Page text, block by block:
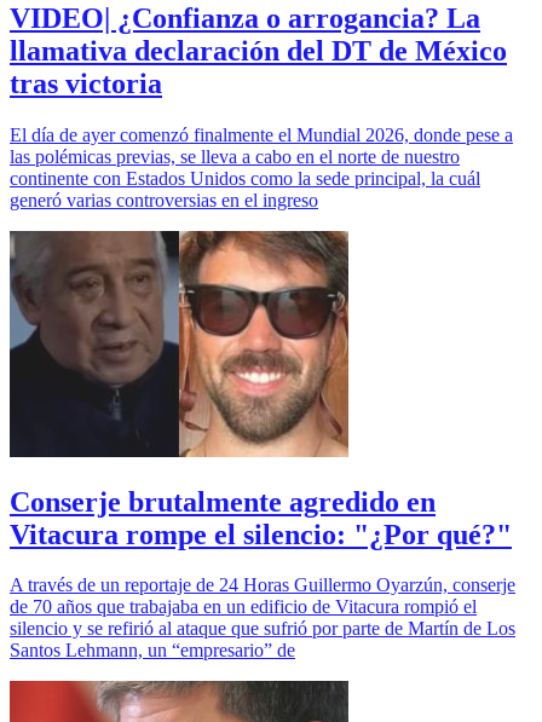
VIDEO| ¿Confianza o arrogancia? La
llamativa declaración del DT de México
tras victoria
El día de ayer comenzó finalmente el Mundial 2026, donde pese a
las polémicas previas, se lleva a cabo en el norte de nuestro
continente con Estados Unidos como la sede principal, la cuál
generó varias controversias en el ingreso
Conserje brutalmente agredido en
Vitacura rompe el silencio: "¿Por qué?"
A través de un reportaje de 24 Horas Guillermo Oyarzún, conserje
de 70 años que trabajaba en un edificio de Vitacura rompió el
silencio y se refirió al ataque que sufrió por parte de Martín de Los
Santos Lehmann, un “empresario” de